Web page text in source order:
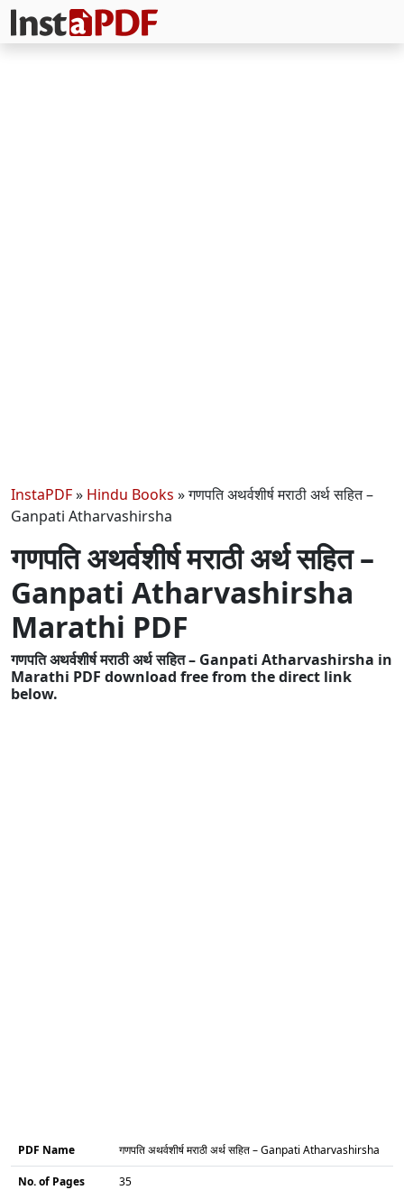
InstaPDF» Hindu Books »गणपति अथर्वशीर्ष मराठी अर्थ सहित –
Ganpati Atharvashirsha
गणपति अथर्वशीर्ष मराठी अर्थ सहित –
Ganpati Atharvashirsha
Marathi PDF
गणपति अथर्वशीर्ष मराठी अर्थ सहित – Ganpati Atharvashirsha in
Marathi PDF download free from the direct link
below.
PDF Name गणपति अथर्वशीर्ष मराठी अर्थ सहित – Ganpati Atharvashirsha
No. of Pages 35